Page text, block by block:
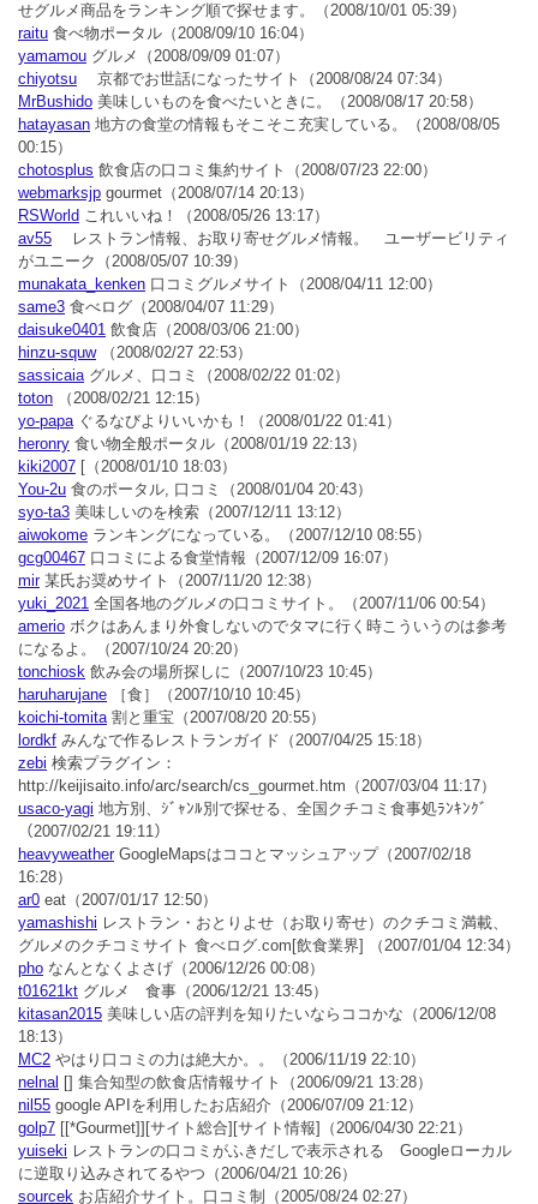
せグルメ商品をランキング順で探せます。
（2008/10/01 05:39）
raitu 食べ物ポータル （2008/09/10 16:04）
yamamou グルメ
（2008/09/09 01:07）
chiyotsu 京都でお世話になったサイト
（2008/08/24 07:34）
MrBushido 美味しいものを食べたいときに。
（2008/08/17 20:58）
hatayasan 地方の食堂の情報もそこそこ充実している。
（2008/08/05
00:15）
chotosplus 飲食店の口コミ集約サイト
（2008/07/23 22:00）
webmarksjp gourmet （2008/07/14 20:13）
RSWorld これいいね！
（2008/05/26 13:17）
av55 レストラン情報、お取り寄せグルメ情報。 ユーザービリティ
がユニーク
（2008/05/07 10:39）
munakata_kenken 口コミグルメサイト
（2008/04/11 12:00）
same3 食べログ （2008/04/07 11:29）
daisuke0401 飲食店 （2008/03/06 21:00）
hinzu-squw
（2008/02/27 22:53）
sassicaiaグルメ、口コミ
（2008/02/22 01:02）
toton
（2008/02/21 12:15）
yo-papaぐるなびよりいいかも！
（2008/01/22 01:41）
heronry 食い物全般ポータル （2008/01/19 22:13）
kiki2007 [ （2008/01/10 18:03）
You-2u 食のポータル, 口コミ
（2008/01/04 20:43）
syo-ta3 美味しいのを検索 （2007/12/11 13:12）
aiwokome ランキングになっている。
（2007/12/10 08:55）
gcg00467 口コミによる食堂情報 （2007/12/09 16:07）
mir某氏お奨めサイト
（2007/11/20 12:38）
yuki_2021 全国各地のグルメの口コミサイト。
（2007/11/06 00:54）
amerio ボクはあんまり外食しないのでタマに行く時こういうのは参考
になるよ。
（2007/10/24 20:20）
tonchiosk 飲み会の場所探しに （2007/10/23 10:45）
haruharujane ［食］
（2007/10/10 10:45）
koichi-tomita割と重宝 （2007/08/20 20:55）
lordkf みんなで作るレストランガイド （2007/04/25 15:18）
zebi 検索プラグイン：
http://keijisaito.info/arc/search/cs_gourmet.htm （2007/03/04 11:17）
usaco-yagi 地方別、ｼﾞｬﾝﾙ別で探せる、全国クチコミ食事処ﾗﾝｷﾝｸﾞ
（2007/02/21 19:11）
heavyweatherGoogleMapsはココとマッシュアップ（2007/02/18
16:28）
ar0 eat （2007/01/17 12:50）
yamashishi レストラン・おとりよせ（お取り寄せ）のクチコミ満載、
グルメのクチコミサイト 食べログ.com[飲食業界]
（2007/01/04 12:34）
pho なんとなくよさげ （2006/12/26 00:08）
t01621kt グルメ 食事 （2006/12/21 13:45）
kitasan2015 美味しい店の評判を知りたいならココかな （2006/12/08
18:13）
MC2 やはり口コミの力は絶大か。。
（2006/11/19 22:10）
nelnal [] 集合知型の飲食店情報サイト
（2006/09/21 13:28）
nil55 google APIを利用したお店紹介 （2006/07/09 21:12）
golp7 [[*Gourmet]][サイト総合][サイト情報]
（2006/04/30 22:21）
yuiseki レストランの口コミがふきだしで表示される Googleローカル
に逆取り込みされてるやつ （2006/04/21 10:26）
sourcek お店紹介サイト。口コミ制 （2005/08/24 02:27）